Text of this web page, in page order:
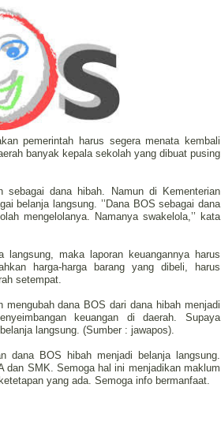
pemerintah harus segera menata kembali
banyak kepala sekolah yang dibuat pusing
dana hibah. Namun di Kementerian
belanja langsung. ’’Dana BOS sebagai dana
mengelolanya. Namanya swakelola,’’ kata
maka laporan keuangannya harus
harga-harga barang yang dibeli, harus
setempat.
dana BOS dari dana hibah menjadi
keuangan di daerah. Supaya
langsung. (Sumber : jawapos).
dana BOS hibah menjadi belanja langsung.
dan SMK. Semoga hal ini menjadikan maklum
yang ada. Semoga info bermanfaat.